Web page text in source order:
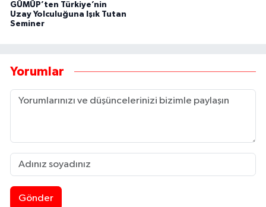
GÜMÜP’ten Türkiye’nin
Uzay Yolculuğuna Işık Tutan
Seminer
Yorumlar
Gönder